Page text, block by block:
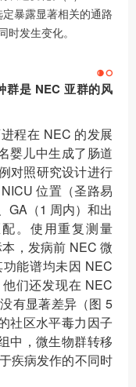
暴露显著相关的通路
发生变化。
群是 NEC 亚群的风
程在 NEC 的发展
婴儿中生成了肠道
对照研究设计进行
位置（圣路易
GA（1 周内）和出
。使用重复测量
，发病前 NEC 微
能谱均未因 NEC
们还发现在 NEC
有显著差异（图 5
社区水平毒力因子
中，微生物群转移
疾病发作的不同时